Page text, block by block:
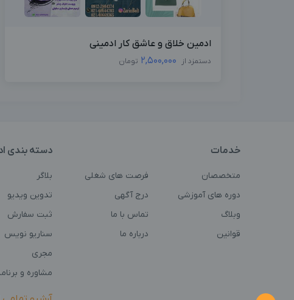
ادمین خلاق و عاشق کار ادمینی
دستمزد از 2,500,000 تومان
خدمات
متخصصان
فرصت های شغلی
دوره های آموزشی
درج آگهی
وبلاگ
تماس با ما
قوانین
درباره ما
دسته بندی
بلاگر
تدوین ویدیو
ثبت سفارش
سناریو نویس
مجری
مشاوره و